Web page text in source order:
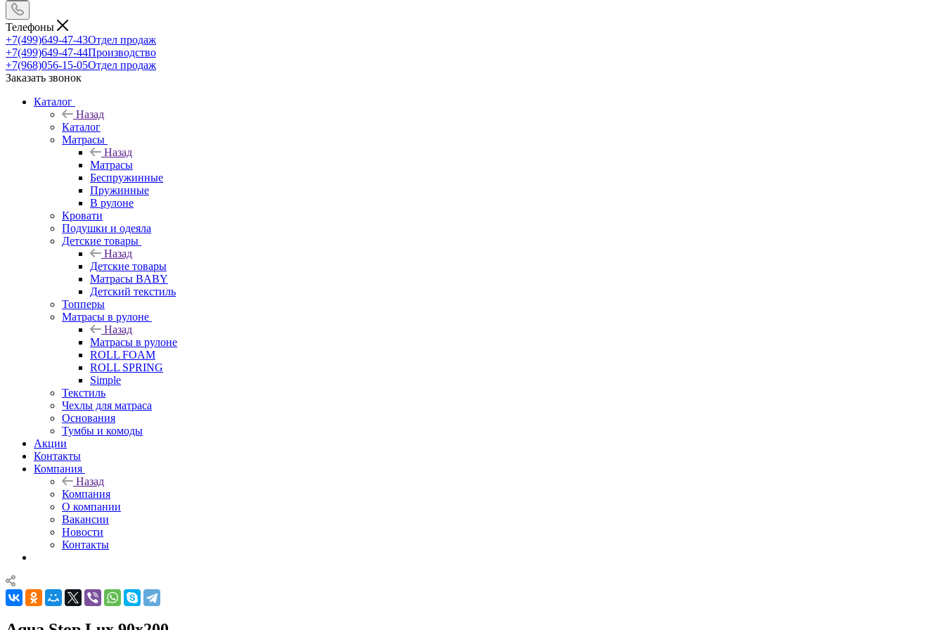
Телефоны
+7(499)649-47-43Отдел продаж
+7(499)649-47-44Производство
+7(968)056-15-05Отдел продаж
Заказать звонок
Каталог
Назад
Каталог
Матрасы
Назад
Матрасы
Беспружинные
Пружинные
В рулоне
Кровати
Подушки и одеяла
Детские товары
Назад
Детские товары
Матрасы BABY
Детский текстиль
Топперы
Матрасы в рулоне
Назад
Матрасы в рулоне
ROLL FOAM
ROLL SPRING
Simple
Текстиль
Чехлы для матраса
Основания
Тумбы и комоды
Акции
Контакты
Компания
Назад
Компания
О компании
Вакансии
Новости
Контакты